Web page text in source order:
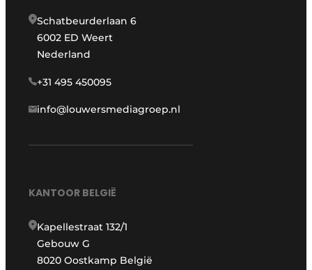
Schatbeurderlaan 6
6002 ED Weert
Nederland
+31 495 450095
info@louwersmediagroep.nl
KANTOOR BELGIË
Kapellestraat 132/1
Gebouw G
8020 Oostkamp België